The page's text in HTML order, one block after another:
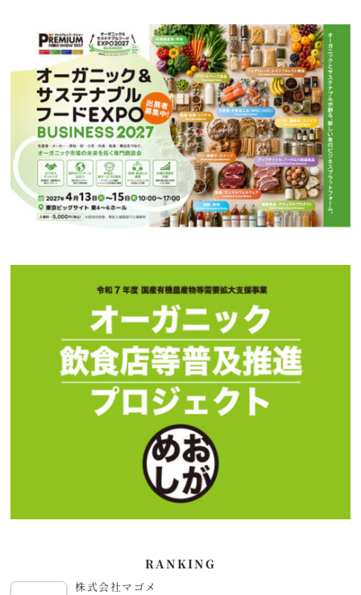
RANKING
株式会社マゴメ